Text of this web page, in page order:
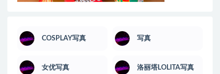
COSPLAY写真 写真
女优写真 洛丽塔LOLITA写真